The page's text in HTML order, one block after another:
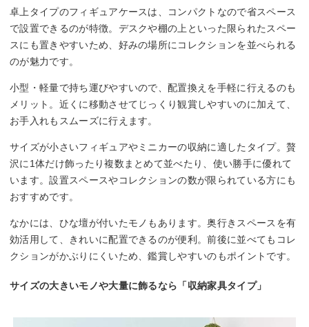
卓上タイプのフィギュアケースは、コンパクトなので省スペース
で設置できるのが特徴。デスクや棚の上といった限られたスペー
スにも置きやすいため、好みの場所にコレクションを並べられる
のが魅力です。
小型・軽量で持ち運びやすいので、配置換えを手軽に行えるのも
メリット。近くに移動させてじっくり観賞しやすいのに加えて、
お手入れもスムーズに行えます。
サイズが小さいフィギュアやミニカーの収納に適したタイプ。贅
沢に1体だけ飾ったり複数まとめて並べたり、使い勝手に優れて
います。設置スペースやコレクションの数が限られている方にも
おすすめです。
なかには、ひな壇が付いたモノもあります。奥行きスペースを有
効活用して、きれいに配置できるのが便利。前後に並べてもコレ
クションがかぶりにくいため、鑑賞しやすいのもポイントです。
サイズの大きいモノや大量に飾るなら「収納家具タイプ」